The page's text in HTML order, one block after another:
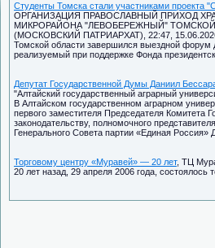
Студенты Томска стали участниками проекта
ОРГАНИЗАЦИЯ ПРАВОСЛАВНЫЙ ПРИХОД
МИКРОРАЙОНА "ЛЕВОБЕРЕЖНЫЙ"
(МОСКОВСКИЙ ПАТРИАРХАТ), 22:47,
Томской области завершился выездной форум
реализуемый при поддержке Фонда
Депутат Государственной Думы Даниил
"Алтайский государственный аграрный
В Алтайском государственном аграрном
первого заместителя Председателя Комитета
законодательству, полномочного
Генерального Совета партии «Единая
Торговому центру «Муравей» — 20 лет, ТЦ
20 лет назад, 29 апреля 2006 года, состоялось